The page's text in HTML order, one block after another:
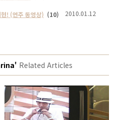
! (연주 동영상) (10) 2010.01.12
Related Articles